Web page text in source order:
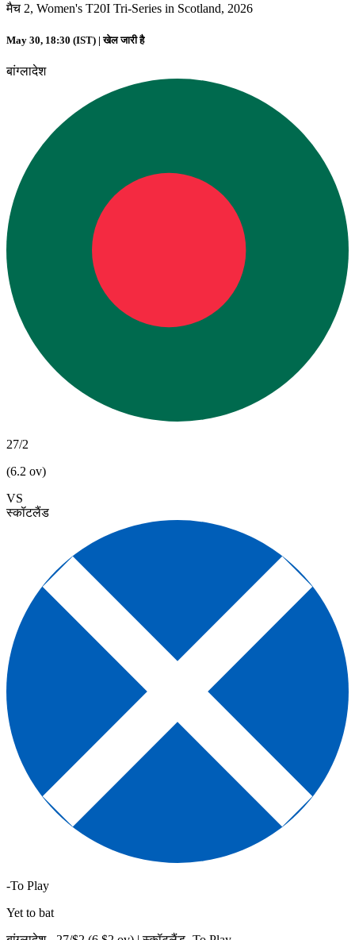
मैच 2, Women's T20I Tri-Series in Scotland, 2026
May 30, 18:30 (IST) |खेल जारी है
बांग्लादेश
27/2
(6.2 ov)
VS
स्कॉटलैंड
-To Play
Yet to bat